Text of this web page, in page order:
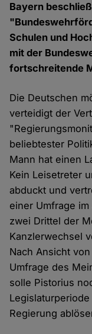
Bayern
Schulen und
mit der
fortschreitende
Die Deutschen
verteidigt der
beliebtester
Mann hat einen
Kein Leisetreter
abduckt und
einer Umfrage
zwei Drittel der
Kanzlerwechsel
Nach Ansicht
Umfrage des
solle Pistorius
Regierung